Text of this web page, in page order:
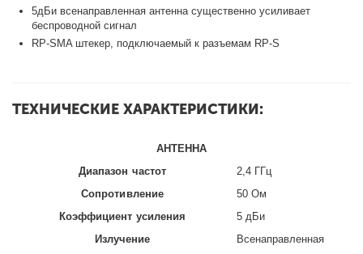
5дБи всенаправленная антенна существенно усиливает
беспроводной сигнал
RP-SMA штекер, подключаемый к разъемам RP-S
ТЕХНИЧЕСКИЕ ХАРАКТЕРИСТИКИ:
АНТЕННА
Диапазон частот
2,4 ГГц
Сопротивление
50 Ом
Коэффициент усиления
5 дБи
Излучение
Всенаправленная